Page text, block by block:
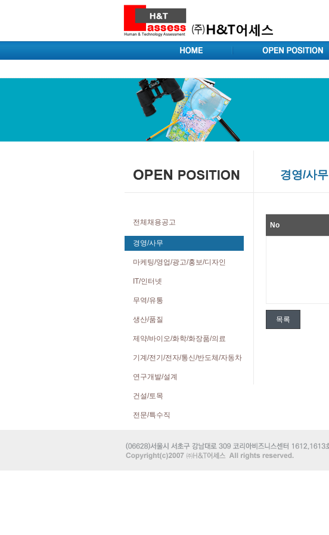
전체채용공고
경영/사무
마케팅/영업/광고/홍보/디자인
IT/인터넷
무역/유통
생산/품질
제약/바이오/화학/화장품/의료
기계/전기/전자/통신/반도체/자동차
연구개발/설계
건설/토목
전문/특수직
경영/사무
No
목록